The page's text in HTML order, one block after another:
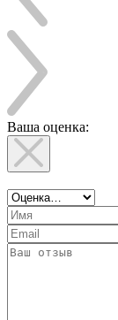
Ваша оценка: